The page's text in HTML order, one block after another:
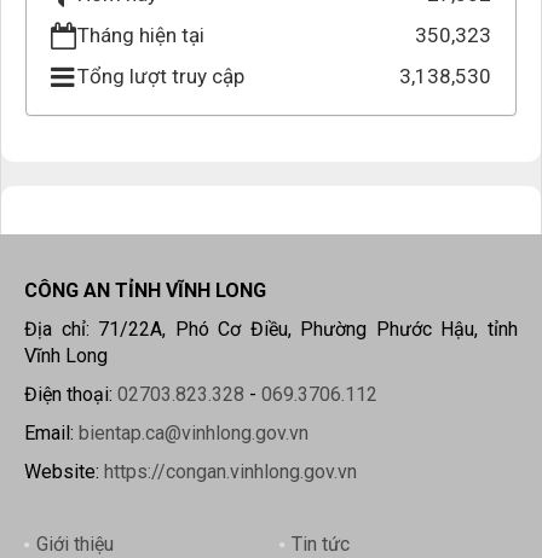
Tháng hiện tại
350,323
Tổng lượt truy cập
3,138,530
CÔNG AN TỈNH VĨNH LONG
Địa chỉ: 71/22A, Phó Cơ Điều, Phường Phước Hậu, tỉnh
Vĩnh Long
Điện thoại: 02703.823.328 - 069.3706.112
Email: bientap.ca@vinhlong.gov.vn
Website: https://congan.vinhlong.gov.vn
Giới thiệu Tin tức